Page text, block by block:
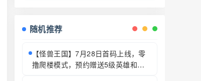
随机推荐
【怪兽王国】7月28日首码上线，零
撸爬楼模式，预约赠送5级英雄和红